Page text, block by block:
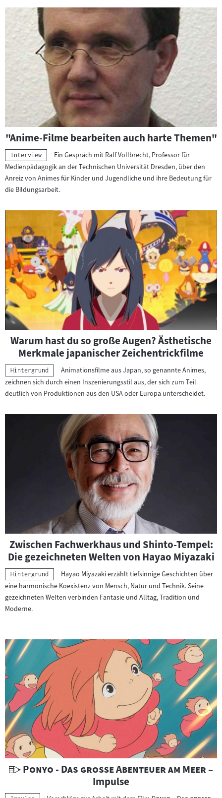
"Anime-Filme bearbeiten auch harte Themen"
Kategorie:
Interview
Ein Gespräch mit Ralf Vollbrecht, Professor für
Medienpädagogik an der Technischen Universität Dresden, über den
Anreiz von Animes für Kinder und Jugendliche und ihre Bedeutung für
die Bildungsarbeit.
Warum hast du so große Augen? Ästhetische
Merkmale japanischer Zeichentrickfilme
Kategorie:
Hintergrund
Animationsfilme aus Japan, so genannte Animes,
zeichnen sich durch einen Inszenierungsstil aus, der sich zum Teil
deutlich von Produktionen aus den USA oder Europa unterscheidet.
Zwischen Fachwerkhaus und Shinto-Tempel:
Die gezeichneten Welten von Hayao Miyazaki
Kategorie:
Hintergrund
Hayao Miyazaki erzählt tiefsinnige Geschichten über
eine harmonische Koexistenz von Mensch, Natur und Technik. Seine
gezeichneten Welten verbinden Fantasie und Alltag, Tradition und
Moderne.
U
t
"
Ponyo - Das große Abenteuer am Meer "
–
Impulse